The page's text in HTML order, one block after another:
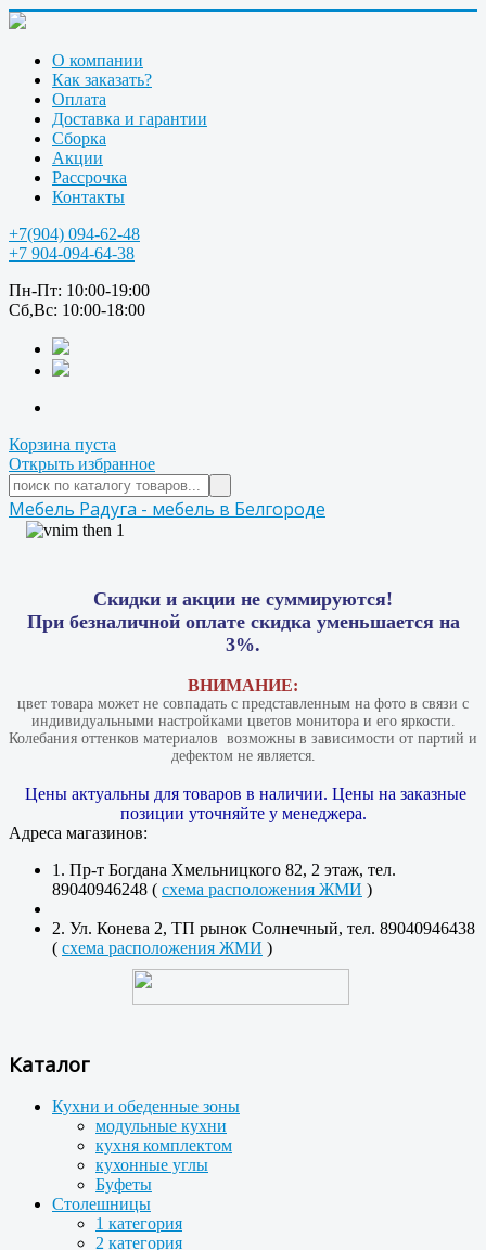
О компании
Как заказать?
Оплата
Доставка и гарантии
Сборка
Акции
Рассрочка
Контакты
+7(904) 094-62-48
+7 904-094-64-38
Пн-Пт: 10:00-19:00
Сб,Вс: 10:00-18:00
Корзина пуста
Открыть избранное
Мебель Радуга - мебель в Белгороде
Скидки и акции не суммируются!
При безналичной оплате скидка уменьшается на
3%.
ВНИМАНИЕ:
цвет товара может не совпадать с представленным на фото в связи с
индивидуальными настройками цветов монитора и его яркости.
Колебания оттенков материалов​ ​ возможны в зависимости от партий и
дефектом не является.
Цены актуальны для товаров в наличии. Цены на заказные
позиции уточняйте у менеджера.
Адреса магазинов:
1. Пр-т Богдана Хмельницкого 82, 2 этаж, тел.
89040946248 ( схема расположения ЖМИ )
2. Ул. Конева 2, ТП рынок Солнечный, тел. 89040946438
( схема расположения ЖМИ )
Каталог
Кухни и обеденные зоны
модульные кухни
кухня комплектом
кухонные углы
Буфеты
Столешницы
1 категория
2 категория